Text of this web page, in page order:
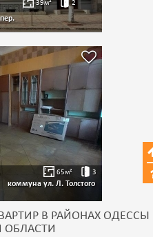
39м² 2
65м² 3
коммуна ул. Л. Толстого
В РАЙОНАХ ОДЕССЫ
ОБЛАСТИ